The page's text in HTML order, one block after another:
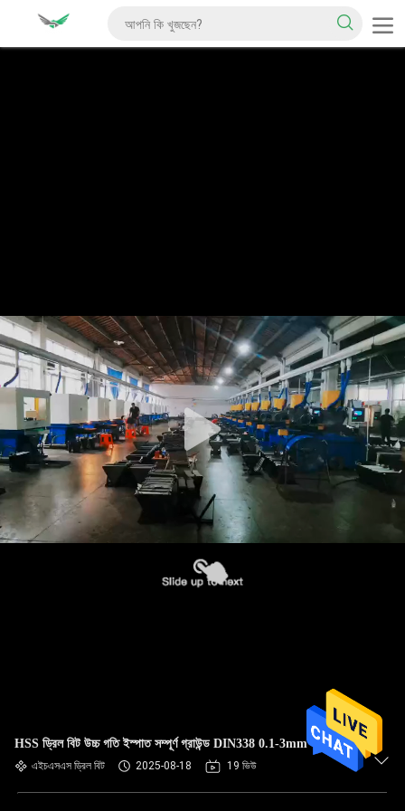
HSS ড্রিল বিট উচ্চ গতি ইস্পাত সম্পূর্ণ গ্রাউন্ড DIN338 0.1-3mm
এইচএসএস ড্রিল বিট 2025-08-18 19 ভিউ